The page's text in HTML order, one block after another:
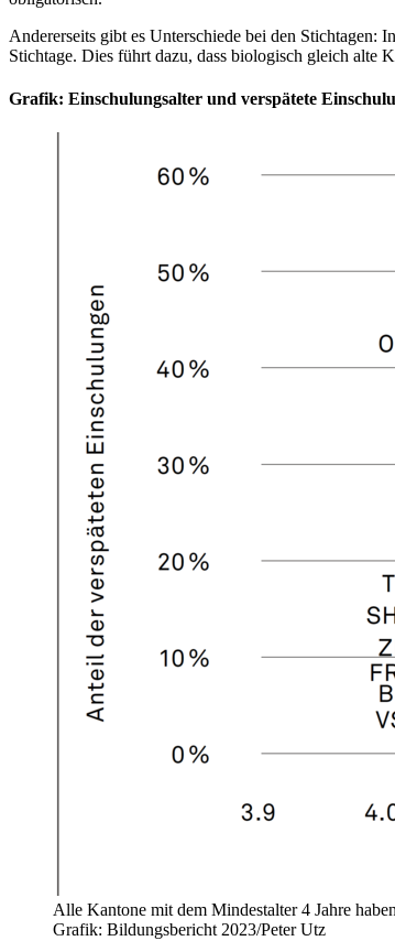
Andererseits gibt es Unterschiede bei den Stichtagen:
Stichtage. Dies führt dazu, dass biologisch gleich alte
Grafik: Einschulungsalter und verspätete
Alle Kantone mit dem Mindestalter 4 Jahre
Grafik: Bildungsbericht 2023/Peter Utz